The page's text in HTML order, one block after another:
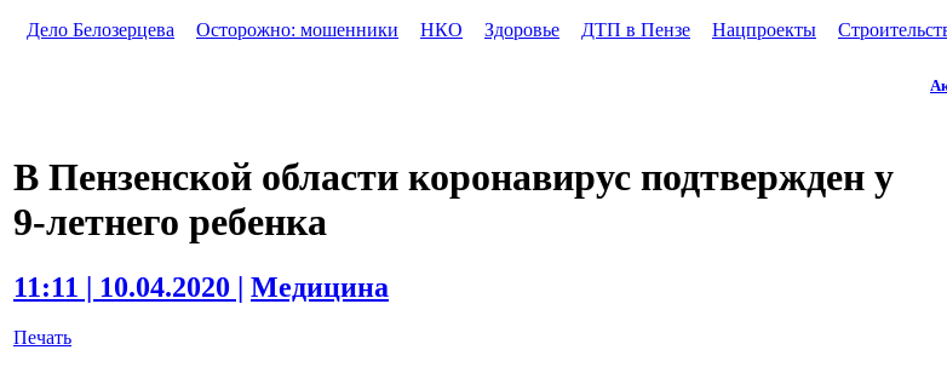
Дело Белозерцева
Осторожно: мошенники НКО Здоровье ДТП в Пензе Нацпроекты
В Пензенской области коронавирус подтвержден у
9-летнего ребенка
11:11 | 10.04.2020 | Медицина
Печать